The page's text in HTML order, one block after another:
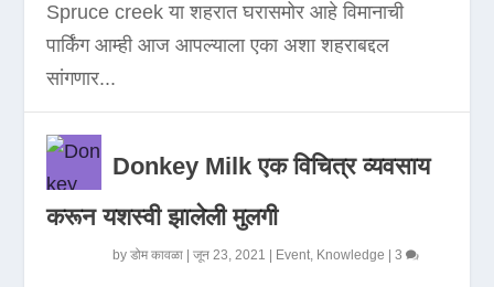
Spruce creek या शहरात घरासमोर आहे विमानाची
पार्किंग आम्ही आज आपल्याला एका अशा शहराबद्दल
सांगणार...
Donkey Milk एक विचित्र व्यवसाय
करून यशस्वी झालेली मुलगी
byडोम कावळा |जून 23, 2021 Event, Knowledge |3